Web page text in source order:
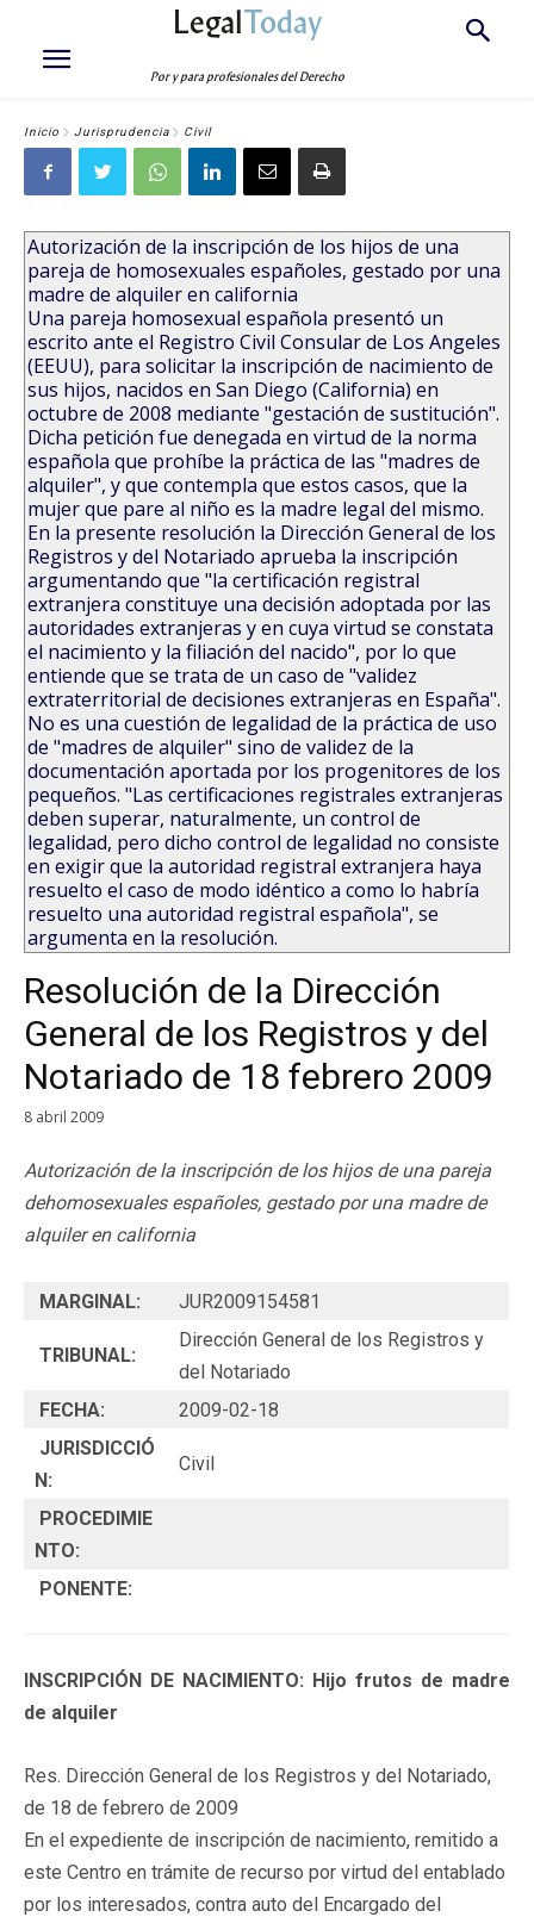
LegalToday
Por y para profesionales del Derecho
Inicio Jurisprudencia Civil
Autorización de la inscripción de los hijos de una
pareja de homosexuales españoles, gestado por una
madre de alquiler en california
Una pareja homosexual española presentó un
escrito ante el Registro Civil Consular de Los Angeles
(EEUU), para solicitar la inscripción de nacimiento de
sus hijos, nacidos en San Diego (California) en
octubre de 2008 mediante "gestación de sustitución".
Dicha petición fue denegada en virtud de la norma
española que prohíbe la práctica de las "madres de
alquiler", y que contempla que estos casos, que la
mujer que pare al niño es la madre legal del mismo.
En la presente resolución la Dirección General de los
Registros y del Notariado aprueba la inscripción
argumentando que "la certificación registral
extranjera constituye una decisión adoptada por las
autoridades extranjeras y en cuya virtud se constata
el nacimiento y la filiación del nacido", por lo que
entiende que se trata de un caso de "validez
extraterritorial de decisiones extranjeras en España".
No es una cuestión de legalidad de la práctica de uso
de "madres de alquiler" sino de validez de la
documentación aportada por los progenitores de los
pequeños. "Las certificaciones registrales extranjeras
deben superar, naturalmente, un control de
legalidad, pero dicho control de legalidad no consiste
en exigir que la autoridad registral extranjera haya
resuelto el caso de modo idéntico a como lo habría
resuelto una autoridad registral española", se
argumenta en la resolución.
Resolución de la Dirección
General de los Registros y del
Notariado de 18 febrero 2009
8 abril 2009
Autorización de la inscripción de los hijos de una pareja
dehomosexuales españoles, gestado por una madre de
alquiler en california
MARGINAL: JUR2009154581
TRIBUNAL:
Dirección General de los Registros y
del Notariado
FECHA:
2009-02-18
JURISDICCIÓ
N:
Civil
PROCEDIMIE
NTO:
PONENTE:
INSCRIPCIÓN DE NACIMIENTO: Hijo frutos de madre
de alquiler
Res. Dirección General de los Registros y del Notariado,
de 18 de febrero de 2009
En el expediente de inscripción de nacimiento, remitido a
este Centro en trámite de recurso por virtud del entablado
por los interesados, contra auto del Encargado del